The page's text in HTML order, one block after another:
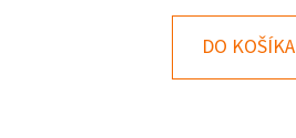
DO KOŠÍKA